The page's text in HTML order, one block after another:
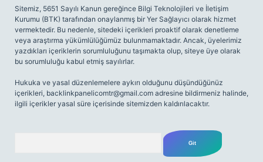
Sitemiz, 5651 Sayılı Kanun gereğince Bilgi Teknolojileri ve İletişim
Kurumu (BTK) tarafından onaylanmış bir Yer Sağlayıcı olarak hizmet
vermektedir. Bu nedenle, sitedeki içerikleri proaktif olarak denetleme
veya araştırma yükümlülüğümüz bulunmamaktadır. Ancak, üyelerimiz
yazdıkları içeriklerin sorumluluğunu taşımakta olup, siteye üye olarak
bu sorumluluğu kabul etmiş sayılırlar.
Hukuka ve yasal düzenlemelere aykırı olduğunu düşündüğünüz
içerikleri, backlinkpanelicomtr@gmail.com adresine bildirmeniz halinde,
ilgili içerikler yasal süre içerisinde sitemizden kaldırılacaktır.